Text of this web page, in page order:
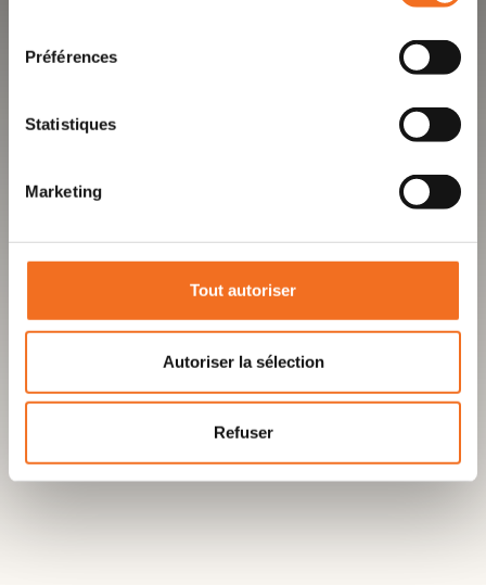
Préférences
Statistiques
Marketing
Tout autoriser
Autoriser la sélection
Refuser